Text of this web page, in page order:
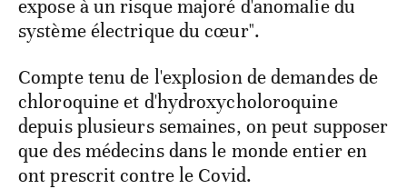
expose à un risque majoré d'anomalie du
système électrique du cœur".
Compte tenu de l'explosion de demandes de
chloroquine et d'hydroxycholoroquine
depuis plusieurs semaines, on peut supposer
que des médecins dans le monde entier en
ont prescrit contre le Covid.